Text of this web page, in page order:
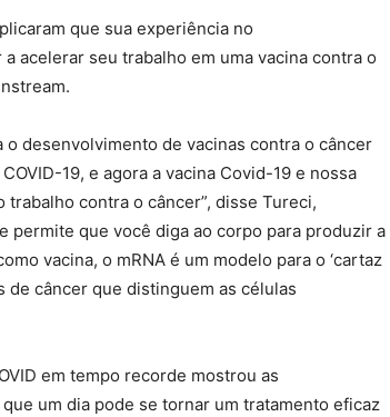
que sua experiência no
acelerar seu trabalho em uma vacina contra o
desenvolvimento de vacinas contra o câncer
19, e agora a vacina Covid-19 e nossa
contra o câncer”, disse Tureci,
permite que você diga ao corpo para produzir a
vacina, o mRNA é um modelo para o ‘cartaz
de câncer que distinguem as células
em tempo recorde mostrou as
um dia pode se tornar um tratamento eficaz